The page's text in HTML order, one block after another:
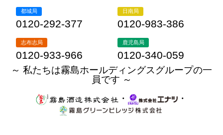
都城局
0120-292-377
日南局
0120-983-386
志布志局
0120-933-966
鹿児島局
0120-340-059
～ 私たちは霧島ホールディングスグループの一
員です ～
・
・